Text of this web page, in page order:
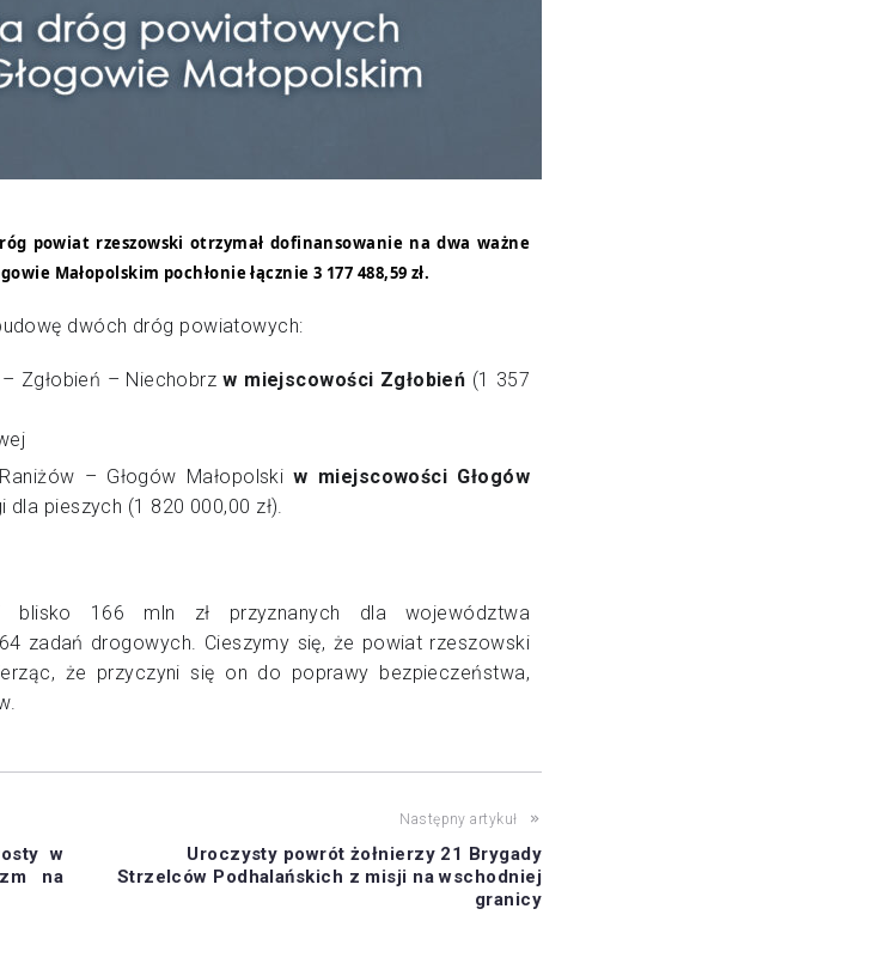
powiat rzeszowski otrzymał dofinansowanie na dwa ważne
Małopolskim pochłonie łącznie 3 177 488,59 zł.
dwóch dróg powiatowych:
– Zgłobień – Niechobrzw miejscowości Zgłobień (1 357
– Głogów Małopolskiw miejscowości Głogów
pieszych (1 820 000,00 zł).
blisko 166 mln zł przyznanych dla województwa
zadań drogowych. Cieszymy się, że powiat rzeszowski
że przyczyni się on do poprawy bezpieczeństwa,
w
na
Następny artykuł
Uroczysty powrót żołnierzy 21 Brygady
Strzelców Podhalańskich z misji na wschodniej
granicy